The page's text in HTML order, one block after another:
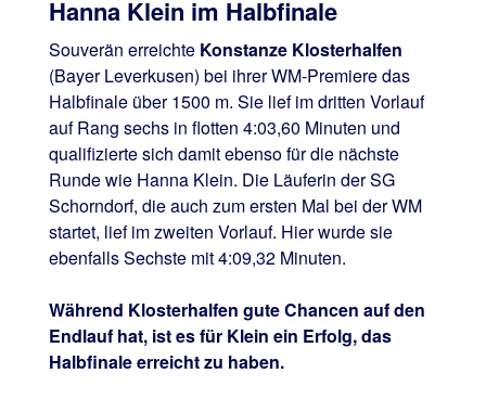
Hanna Klein im Halbfinale
Souverän erreichte Konstanze Klosterhalfen
(Bayer Leverkusen) bei ihrer WM-Premiere das
Halbfinale über 1500 m. Sie lief im dritten Vorlauf
auf Rang sechs in flotten 4:03,60 Minuten und
qualifizierte sich damit ebenso für die nächste
Runde wie Hanna Klein. Die Läuferin der SG
Schorndorf, die auch zum ersten Mal bei der WM
startet, lief im zweiten Vorlauf. Hier wurde sie
ebenfalls Sechste mit 4:09,32 Minuten.
Während Klosterhalfen gute Chancen auf den
Endlauf hat, ist es für Klein ein Erfolg, das
Halbfinale erreicht zu haben.